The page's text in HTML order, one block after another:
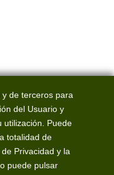
de terceros para
del Usuario y
utilización. Puede
totalidad de
Privacidad y la
puede pulsar